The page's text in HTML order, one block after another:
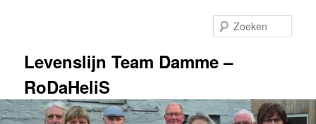
inhoud
inhoudLevenslijn Team Damme –
RoDaHeliS